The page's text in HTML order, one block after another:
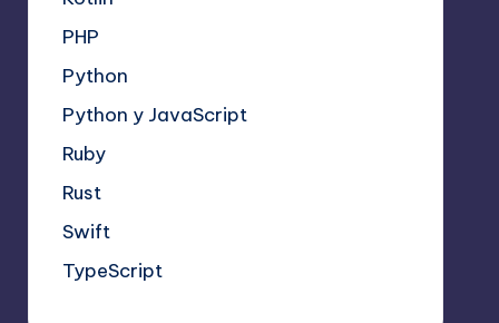
PHP
Python
Python y JavaScript
Ruby
Rust
Swift
TypeScript